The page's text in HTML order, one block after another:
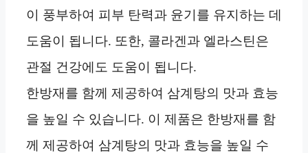
이 풍부하여 피부 탄력과 윤기를 유지하는 데
도움이 됩니다. 또한, 콜라겐과 엘라스틴은
관절 건강에도 도움이 됩니다.
한방재를 함께 제공하여 삼계탕의 맛과 효능
을 높일 수 있습니다. 이 제품은 한방재를 함
께 제공하여 삼계탕의 맛과 효능을 높일 수